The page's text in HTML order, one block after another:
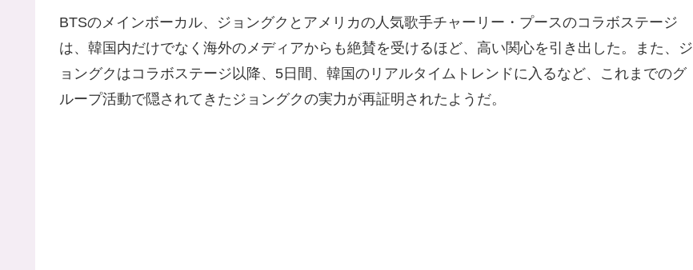
BTSのメインボーカル、ジョングクとアメリカの人気歌手チャーリー・プースのコラボステージ
は、韓国内だけでなく海外のメディアからも絶賛を受けるほど、高い関心を引き出した。また、ジ
ョングクはコラボステージ以降、5日間、韓国のリアルタイムトレンドに入るなど、これまでのグ
ループ活動で隠されてきたジョングクの実力が再証明されたようだ。